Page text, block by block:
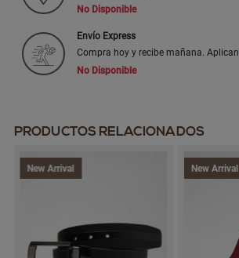
No Disponible
Envío Express
Compra hoy y recibe mañana. Aplican
No Disponible
PRODUCTOS RELACIONADOS
New Arrival New Arrival